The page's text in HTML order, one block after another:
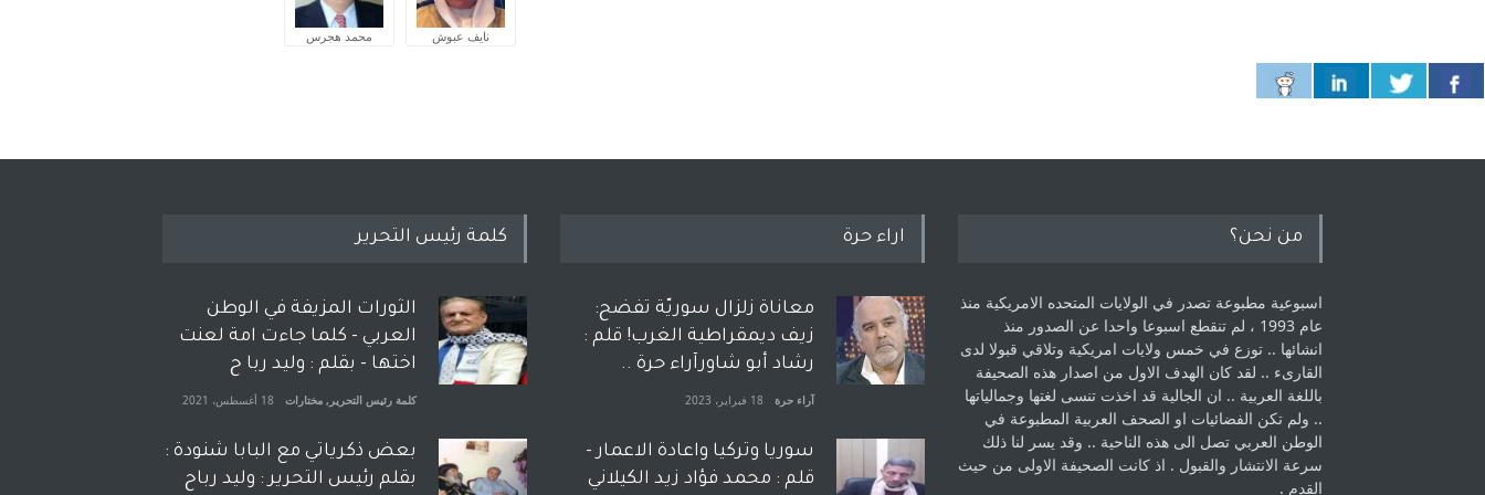
نايف عبوش محمد هجرس
من نحن؟
اسبوعية مطبوعة تصدر في الولايات المتحده الامريكية منذ
عام 1993 ، لم ‏تنقطع اسبوعا واحدا عن الصدور منذ
انشائها .. توزع في خمس ولايات امريكية ‏وتلاقي قبولا لدى
القارىء ..‏ لقد كان الهدف الاول من اصدار هذه الصحيفة
باللغة العربية .. ان الجالية قد اخذت ‏تنسى لغتها وجمالياتها
.. ولم تكن الفضائيات او الصحف العربية المطبوعة في
الوطن ‏العربي تصل الى هذه الناحية .. وقد يسر لنا ذلك
سرعة الانتشار والقبول . اذ كانت ‏الصحيفة الاولى من حيث
القدم . ‏
اراء حرة
معاناة زلزال سوريّة تفضح:
زيف ديمقراطية الغرب! قلم :
رشاد أبو شاورآراء حرة ..
آراء حرة 18 فبراير، 2023
سوريا وتركيا واعادة الاعمار -
قلم : محمد فؤاد زيد الكيلاني
كلمة رئيس التحرير
الثورات المزيفة في الوطن
العربي - كلما جاءت امة لعنت
اختها - بقلم : وليد ربا ح
كلمة رئيس التحرير , مختارات 18 أغسطس، 2021
بعض ذكرياتي مع البابا شنودة :
بقلم رئيس التحرير : وليد رباح